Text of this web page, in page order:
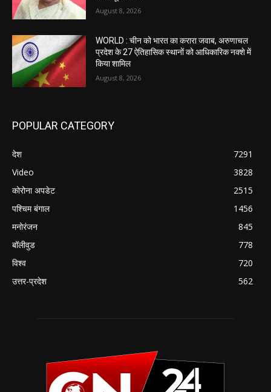
August 8, 2026
WORLD : चीन को भारत का करारा जवाब, अरुणाचल
प्रदेश के 27 ऐतिहासिक स्थानों को आधिकारिक नक्शे में
किया शामिल
August 8, 2026
POPULAR CATEGORY
देश
7291
Video
3828
कोरोना अपडेट
2515
पश्चिम बंगाल
1456
मनोरंजन
845
बॉलीवुड
778
विश्व
720
उत्तर-प्रदेश
562